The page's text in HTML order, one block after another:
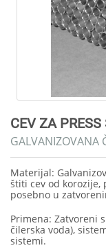
CEV ZA PRESS
GALVANIZOVANA
Materijal:
štiti cev od korozije,
posebno u
Primena: Zatvoreni
čilerska voda),
sistemi.